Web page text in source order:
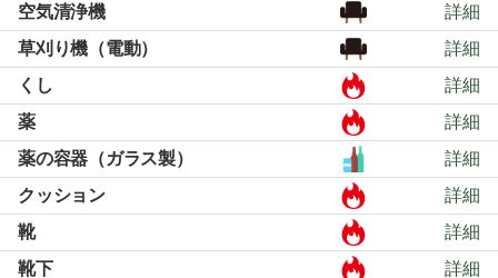
空気清浄機
詳細
草刈り機（電動）
詳細
くし
詳細
薬
詳細
薬の容器（ガラス製）
詳細
クッション
詳細
靴
詳細
靴下
詳細